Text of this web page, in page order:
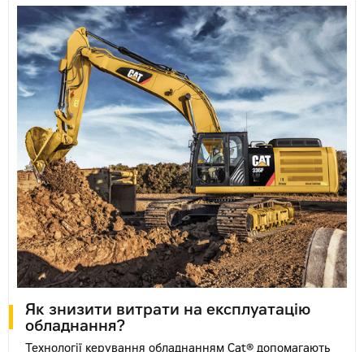
Як знизити витрати на експлуатацію
обладнання?
Технології керування обладнанням Cat® допомагають